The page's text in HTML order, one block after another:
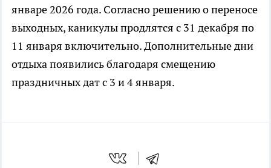
январе 2026 года. Согласно решению о переносе
выходных, каникулы продлятся с 31 декабря по
11 января включительно. Дополнительные дни
отдыха появились благодаря смещению
праздничных дат с 3 и 4 января.